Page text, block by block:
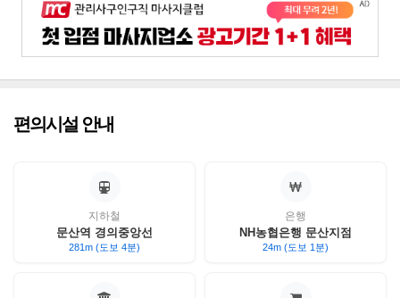
편의시설 안내
지하철
문산역 경의중앙선
281m (도보 4분)
은행
NH농협은행 문산지점
24m (도보 1분)